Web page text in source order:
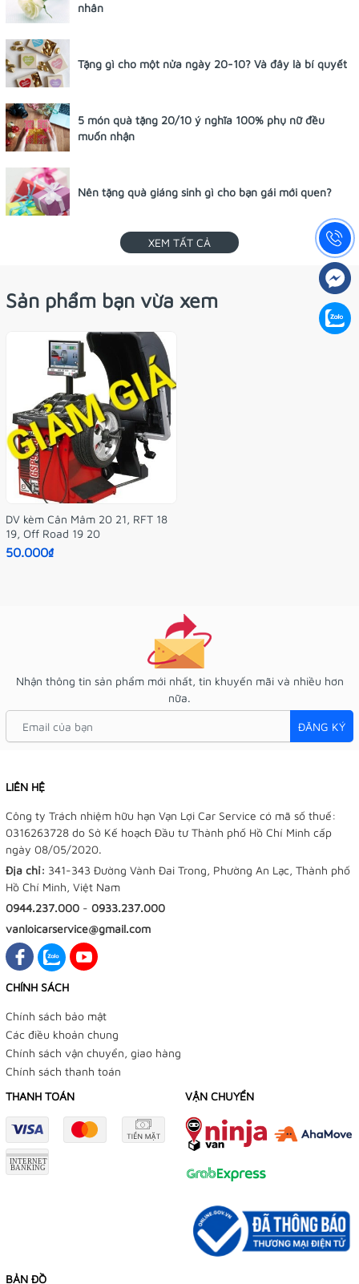
nhân
Tặng gì cho một nửa ngày 20-10? Và đây là bí quyết
5 món quà tặng 20/10 ý nghĩa 100% phụ nữ đều
muốn nhận
Nên tặng quà giáng sinh gì cho bạn gái mới quen?
XEM TẤT CẢ
Sản phẩm bạn vừa xem
DV kèm Cân Mâm 20 21, RFT 18
19, Off Road 19 20
50.000₫
Nhận thông tin sản phẩm mới nhất, tin khuyến mãi và nhiều hơn
nữa.
ĐĂNG KÝ
LIÊN HỆ
Công ty Trách nhiệm hữu hạn Vạn Lợi Car Service có mã số thuế:
0316263728 do Sở Kế hoạch Đầu tư Thành phố Hồ Chí Minh cấp
ngày 08/05/2020.
Địa chỉ: 341-343 Đường Vành Đai Trong, Phường An Lạc, Thành phố
Hồ Chí Minh, Việt Nam
0944.237.000 - 0933.237.000
vanloicarservice@gmail.com
CHÍNH SÁCH
Chính sách bảo mật
Các điều khoản chung
Chính sách vận chuyển, giao hàng
Chính sách thanh toán
THANH TOÁN
VẬN CHUYỂN
BẢN ĐỒ